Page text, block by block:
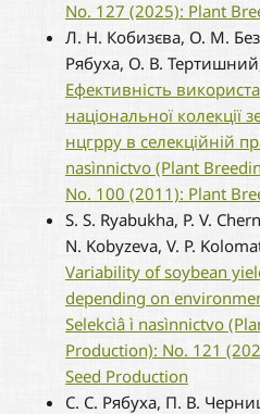
No. 127 (2025): Plant
Л. Н. Кобизєва, О. М.
Рябуха, О. В.
Ефективність
національної колекції
нцгрру в селекційній
nasìnnictvo (Plant
No. 100 (2011): Plant
S. S. Ryabukha, P. V.
N. Kobyzeva, V. P.
Variability of soybean
depending on
Selekcìâ ì nasìnnictvo
Production): No. 121
Seed Production
С. С. Рябуха, П. В.